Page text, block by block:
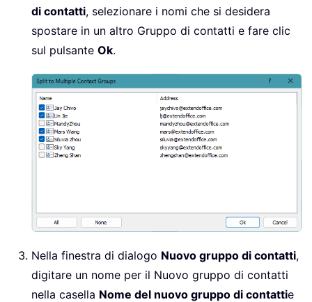
di contatti, selezionare i nomi che si desidera
spostare in un altro Gruppo di contatti e fare clic
sul pulsante Ok.
Nella finestra di dialogo Nuovo gruppo di contatti,
digitare un nome per il Nuovo gruppo di contatti
nella casella Nome del nuovo gruppo di contattie